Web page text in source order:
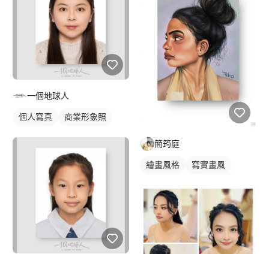
一個地球人
個人寫真
商業形象照
簡筠庭
繪畫風格
寫實畫風